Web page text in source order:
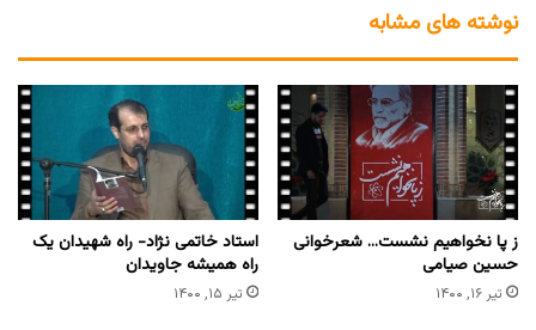
نوشته های مشابه
ز پا نخواهیم نشست… شعرخوانی
حسین صیامی
تیر ۱۶, ۱۴۰۰
استاد خاتمی نژاد- راه شهیدان یک
راه همیشه جاویدان
تیر ۱۵, ۱۴۰۰